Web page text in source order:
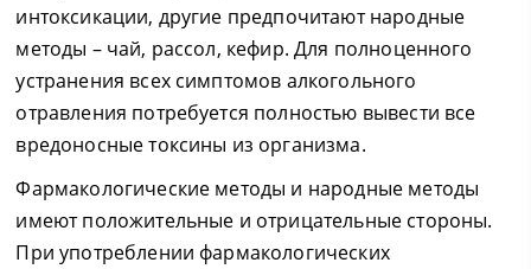
интоксикации, другие предпочитают народные
методы – чай, рассол, кефир. Для полноценного
устранения всех симптомов алкогольного
отравления потребуется полностью вывести все
вредоносные токсины из организма.
Фармакологические методы и народные методы
имеют положительные и отрицательные стороны.
При употреблении фармакологических